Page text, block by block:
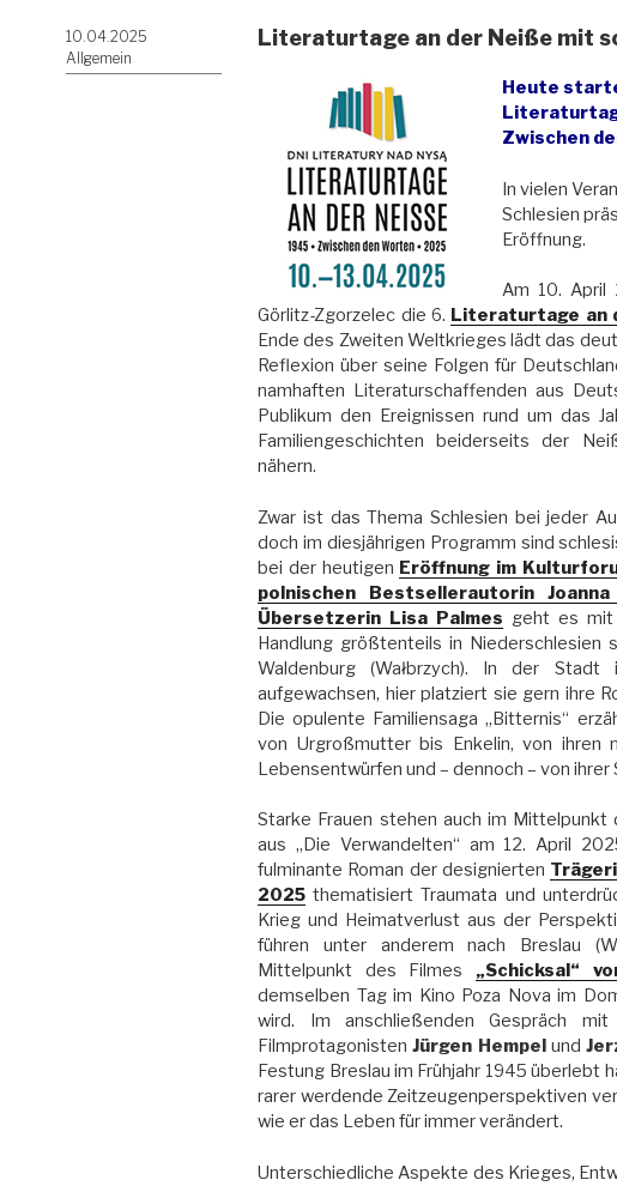
Veröffentlicht
am
10.04.2025
Allgemein
Literaturtage an der Neiße mit
Heute
Zwischen
In vielen
Schlesien
Eröffnung.
Am 10. April
Görlitz-Zgorzelec die 6. Literaturtage an
Ende des Zweiten Weltkrieges lädt das
Reflexion über seine Folgen für
namhaften Literaturschaffenden aus
Publikum den Ereignissen rund um das
Familiengeschichten beiderseits der
nähern.
Zwar ist das Thema Schlesien bei jeder
doch im diesjährigen Programm sind
bei der heutigen Eröffnung im
polnischen Bestsellerautorin
Übersetzerin Lisa Palmes geht es mit
Handlung größtenteils in Niederschlesien
Waldenburg (Wałbrzych). In der
aufgewachsen, hier platziert sie gern ihre
Die opulente Familiensaga „Bitternis“
von Urgroßmutter bis Enkelin, von ihren
Lebensentwürfen und – dennoch – von ihrer
Starke Frauen stehen auch im Mittelpunkt
aus „Die Verwandelten“ am 12. April
fulminante Roman der designierten
2025 thematisiert Traumata und
Krieg und Heimatverlust aus der
führen unter anderem nach Breslau
Mittelpunkt des Filmes „Schicksal“
demselben Tag im Kino Poza Nova im
wird. Im anschließenden Gespräch
FilmprotagonistenJürgen Hempel und
Festung Breslau im Frühjahr 1945 überlebt
rarer werdende Zeitzeugenperspektiven
wie er das Leben für immer verändert.
Unterschiedliche Aspekte des Krieges,